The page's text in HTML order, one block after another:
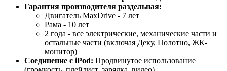
Гарантия производителя раздельная:
Двигатель MaxDrive - 7 лет
Рама - 10 лет
2 года - все электрические, механические части и
остальные части (включая Деку, Полотно, ЖК-
монитор)
Соединение с iPod: Продвинутое использование